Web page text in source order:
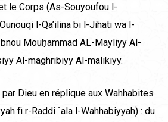
le Corps (As-Souyoufou l-
l-Qa’ilina bi l-Jihati wa l-
Mouḥammad AL-Mayliyy Al-
Al-maghribiyy Al-malikiyy.
Dieu en réplique aux Wahhabites
fi r-Raddi `ala l-Wahhabiyyah) : du